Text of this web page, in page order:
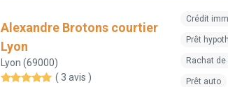
Alexandre Brotons courtier
Lyon
Lyon (69000)
( 3 avis )
Crédit
Prêt
Rachat
Prêt auto